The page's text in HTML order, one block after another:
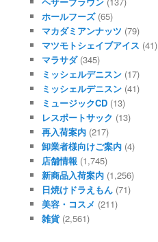
ホールフーズ(65)
マカダミアンナッツ (79)
マツモトシェイブアイス (41)
マラサダ(345)
ミッシェルデニスン (17)
ミッシェルデニスン (41)
ミュージックCD (13)
レスポートサック (13)
再入荷案内 (217)
卸業者様向けご案内 (4)
店舗情報 (1,745)
新商品入荷案内 (1,256)
日焼けドラえもん (71)
美容・コスメ (211)
雑貨(2,561)